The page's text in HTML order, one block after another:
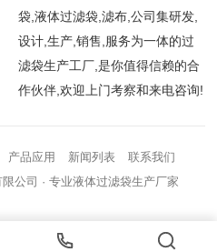
袋,液体过滤袋,滤布,公司集研发,
设计,生产,销售,服务为一体的过
滤袋生产工厂,是你值得信赖的合
作伙伴,欢迎上门考察和来电咨询!
产品应用 新闻列表
联系我们
公司 · 专业液体过滤袋生产厂家